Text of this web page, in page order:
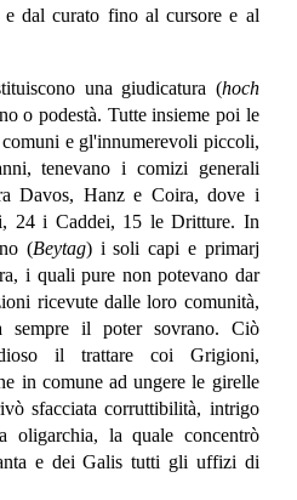
dal curato fino al cursore e al
una giudicatura (hoch
o podestà. Tutte insieme poi le
e gl'innumerevoli piccoli,
tenevano i comizi generali
Davos, Hanz e Coira, dove i
24 i Caddei, 15 le Dritture. In
(Beytag) i soli capi e primarj
i quali pure non potevano dar
ricevute dalle loro comunità,
sempre il poter sovrano. Ciò
il trattare coi Grigioni,
in comune ad ungere le girelle
sfacciata corruttibilità, intrigo
oligarchia, la quale concentrò
e dei Galis tutti gli uffizi di